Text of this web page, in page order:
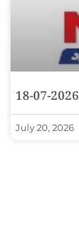
18-07-2026
July 20, 2026